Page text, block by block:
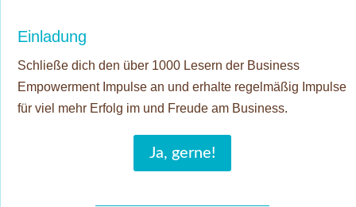
Einladung
Schließe dich den über 1000 Lesern der Business
Empowerment Impulse an und erhalte regelmäßig Impulse
für viel mehr Erfolg im und Freude am Business.
Ja, gerne!